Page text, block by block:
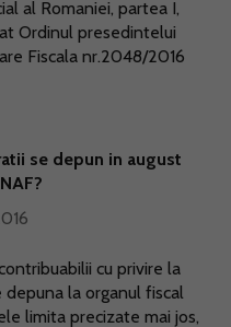
al Romaniei, partea I,
Ordinul presedintelui
Fiscala nr.2048/2016
se depun in august
cu privire la
la organul fiscal
limita precizate mai jos,